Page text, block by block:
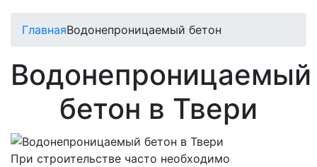
ГлавнаяВодонепроницаемый бетон
Водонепроницаемый
бетон в Твери
При строительстве часто необходимо